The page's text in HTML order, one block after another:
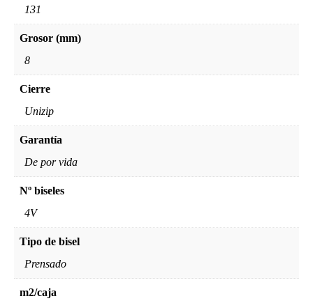
131
Grosor (mm)
8
Cierre
Unizip
Garantía
De por vida
Nº biseles
4V
Tipo de bisel
Prensado
m2/caja